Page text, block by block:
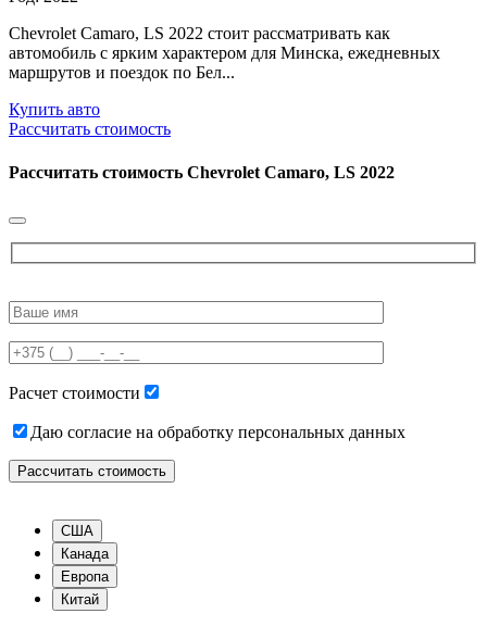
Chevrolet Camaro, LS 2022 стоит рассматривать как
автомобиль с ярким характером для Минска, ежедневных
маршрутов и поездок по Бел...
Купить авто
Рассчитать стоимость
Рассчитать стоимость Chevrolet Camaro, LS 2022
leave
field
empty.
Расчет стоимости
Даю согласие на обработку персональных данных
США
Канада
Европа
Китай